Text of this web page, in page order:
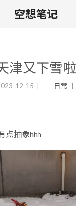
空想笔记
津又下雪啦
12-15 日常
点抽象hhh